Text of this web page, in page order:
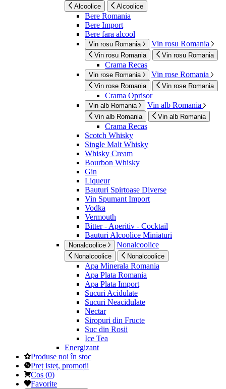
Alcoolice Alcoolice
Bere Romania
Bere Import
Bere fara alcool
Vin rosu Romania Vin rosu Romania
Vin rosu Romania Vin rosu Romania
Crama Recas
Vin rose Romania Vin rose Romania
Vin rose Romania Vin rose Romania
Crama Oprisor
Vin alb Romania Vin alb Romania
Vin alb Romania Vin alb Romania
Crama Recas
Scotch Whisky
Single Malt Whisky
Whisky Cream
Bourbon Whisky
Gin
Liqueur
Bauturi Spirtoase Diverse
Vin Spumant Import
Vodka
Vermouth
Bitter - Aperitiv - Cocktail
Bauturi Alcoolice Miniaturi
Nonalcoolice Nonalcoolice
Nonalcoolice Nonalcoolice
Apa Minerala Romania
Apa Plata Romania
Apa Plata Import
Sucuri Acidulate
Sucuri Neacidulate
Nectar
Siropuri din Fructe
Suc din Rosii
Ice Tea
Energizant
Produse noi în stoc
Preț isteț, promoții
Coș (0)
Favorite